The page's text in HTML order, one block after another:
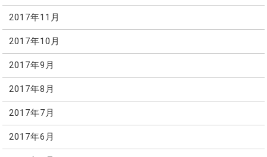
2017年11月
2017年10月
2017年9月
2017年8月
2017年7月
2017年6月